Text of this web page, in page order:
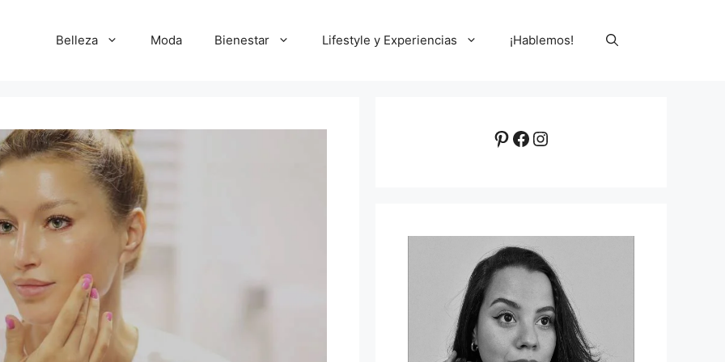
Belleza Moda Bienestar Lifestyle y Experiencias ¡Hablemos!
Pinterest
Facebook
Instagram